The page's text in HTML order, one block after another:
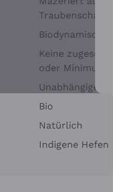
Traubenschalen
Biodynamisch
Keine
oder Minimum
Unabhängige
Bio
Natürlich
Indigene Hefen